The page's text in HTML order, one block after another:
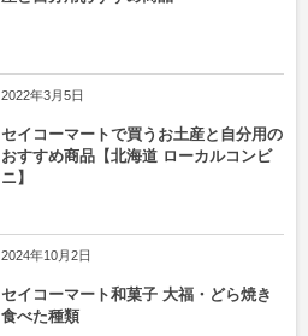
2022年3月5日
セイコーマートで買うお土産と自分用の
おすすめ商品【北海道 ローカルコンビ
ニ】
2024年10月2日
セイコーマート和菓子 大福・どら焼き
食べた種類